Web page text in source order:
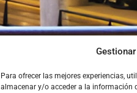
Para ofrecer las mejores experiencias,
almacenar y/o acceder a la información